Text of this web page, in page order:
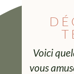
Voici
vous